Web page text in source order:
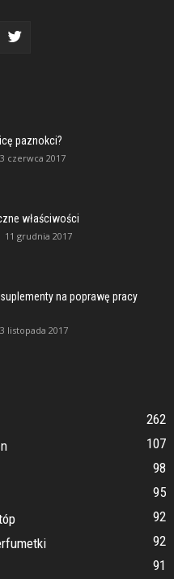
paznokci?
czerwca 2017
właściwości
11 grudnia 2017
na poprawę pracy
listopada 2017
262
107
98
95
92
92
91